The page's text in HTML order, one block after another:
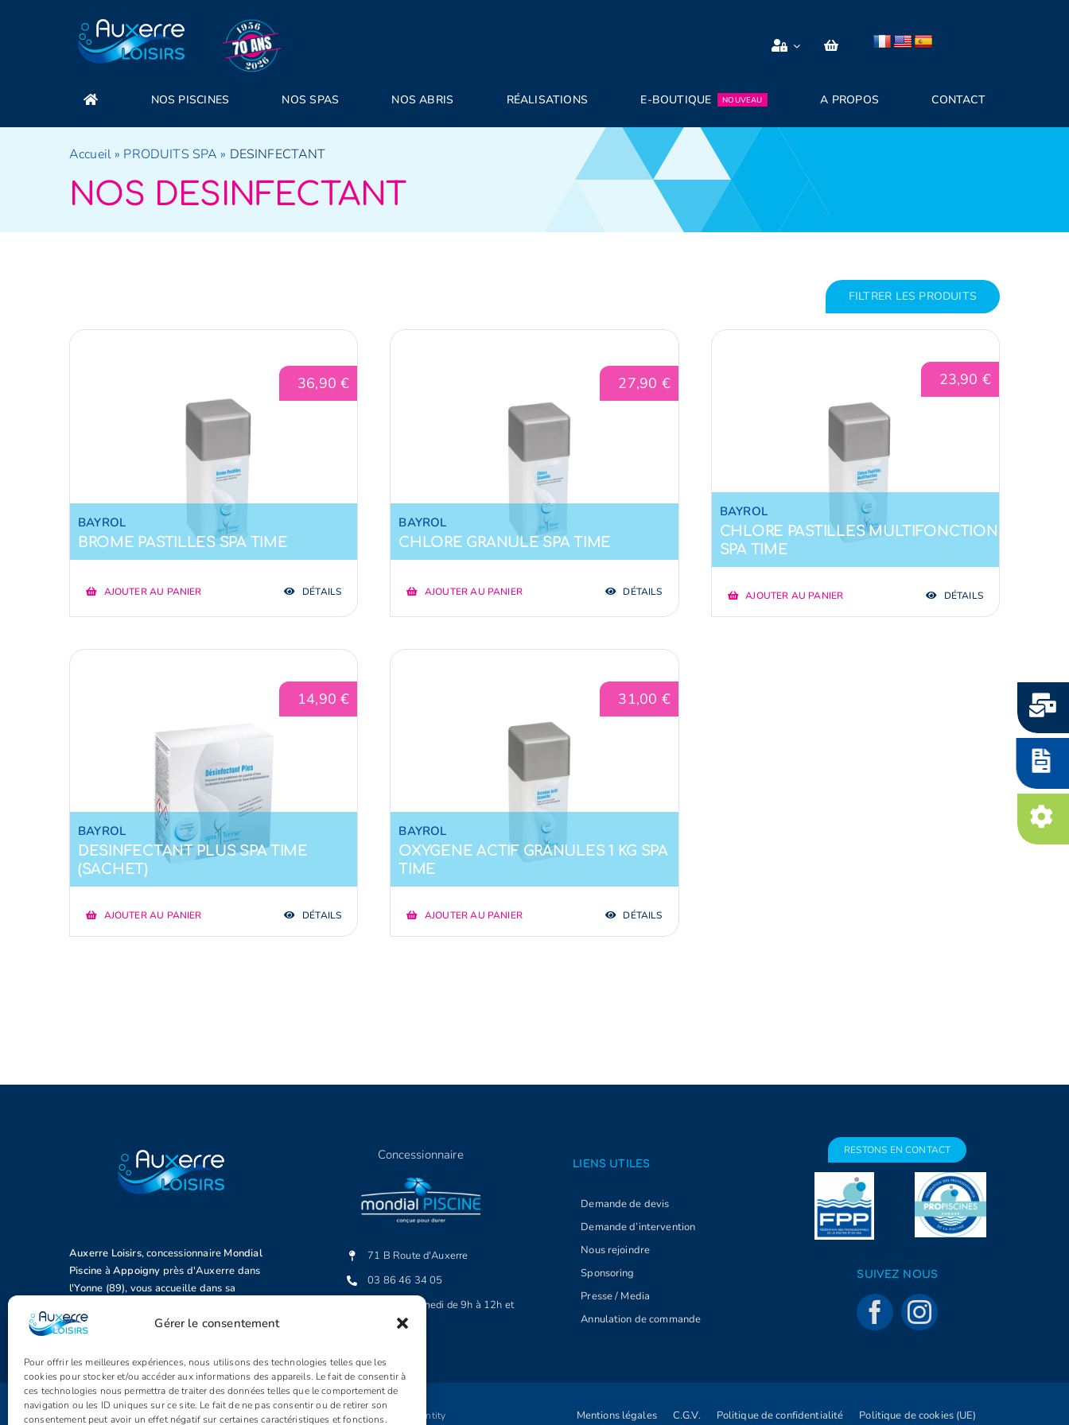
Gérer le consentement
Pour offrir les meilleures expériences, nous utilisons des technologies telles que les
cookies pour stocker et/ou accéder aux informations des appareils. Le fait de consentir à
ces technologies nous permettra de traiter des données telles que le comportement de
navigation ou les ID uniques sur ce site. Le fait de ne pas consentir ou de retirer son
consentement peut avoir un effet négatif sur certaines caractéristiques et fonctions.
NOS PISCINES NOS SPAS NOS ABRIS RÉALISATIONS E-BOUTIQUE NOUVEAU A PROPOS CONTACT
Accueil » PRODUITS SPA » DESINFECTANT
NOS DESINFECTANT
FILTRER LES PRODUITS
36,90€
BAYROL
BROME PASTILLES SPA TIME
AJOUTER AU PANIER DÉTAILS
27,90 €
BAYROL
CHLORE GRANULE SPA TIME
AJOUTER AU PANIER DÉTAILS
23,90 €
BAYROL
CHLORE PASTILLES MULTIFONCTION
SPA TIME
AJOUTER AU PANIER DÉTAILS
14,90€
BAYROL
DESINFECTANT PLUS SPA TIME
(SACHET)
AJOUTER AU PANIER DÉTAILS
31,00 €
BAYROL
OXYGENE ACTIF GRANULES 1 KG SPA
TIME
AJOUTER AU PANIER DÉTAILS
Auxerre Loisirs, concessionnaire Mondial
Piscine à Appoigny près d'Auxerre dans
l'Yonne (89), vous accueille dans sa
Concessionnaire
71 B Route d'Auxerre
03 86 46 34 05
Lundi au Samedi de 9h à 12h et
14h à 18h.
LIENS UTILES
Demande de devis
Demande d’intervention
Nous rejoindre
Sponsoring
Presse / Media
Annulation de commande
RESTONS EN CONTACT
SUIVEZ NOUS
© Copyright 2005 - 2026 | Auxerre Loisirs | Tous droits réservés | Propulsé par Identity Mentions légales C.G.V. Politique de confidentialité Politique de cookies (UE)